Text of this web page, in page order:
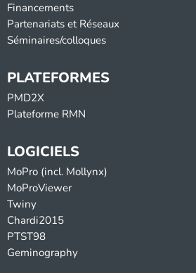
Financements
Partenariats et Réseaux
Séminaires/colloques
PLATEFORMES
PMD2X
Plateforme RMN
LOGICIELS
MoPro (incl. Mollynx)
MoProViewer
Twiny
Chardi2015
PTST98
Geminography